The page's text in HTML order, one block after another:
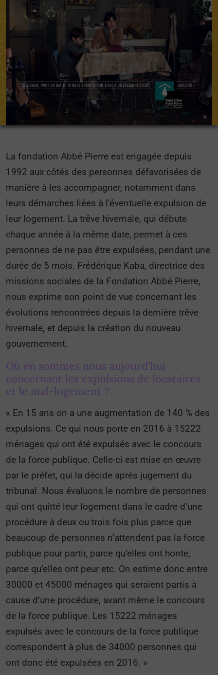
La fondation Abbé Pierre est engagée depuis
1992 aux côtés des personnes défavorisées de
manière à les accompagner, notamment dans
leurs démarches liées à l’éventuelle expulsion de
leur logement. La trêve hivernale, qui débute
chaque année à la même date, permet à ces
personnes de ne pas être expulsées, pendant une
durée de 5 mois. Frédérique Kaba, directrice des
missions sociales de la Fondation Abbé Pierre,
nous exprime son point de vue concernant les
évolutions rencontrées depuis la dernière trêve
hivernale, et depuis la création du nouveau
gouvernement.
Où en sommes nous aujourd’hui
concernant les expulsions de locataires
et le mal-logement ?
« En 15 ans on a une augmentation de 140 % des
expulsions. Ce qui nous porte en 2016 à 15222
ménages qui ont été expulsés avec le concours
de la force publique. Celle-ci est mise en œuvre
par le préfet, qui la décide après jugement du
tribunal. Nous évaluons le nombre de personnes
qui ont quitté leur logement dans le cadre d’une
procédure à deux ou trois fois plus parce que
beaucoup de personnes n’attendent pas la force
publique pour partir, parce qu’elles ont honte,
parce qu’elles ont peur etc. On estime donc entre
30000 et 45000 ménages qui seraient partis à
cause d’une procédure, avant même le concours
de la force publique. Les 15222 ménages
expulsés avec le concours de la force publique
correspondent à plus de 34000 personnes qui
ont donc été expulsées en 2016. »